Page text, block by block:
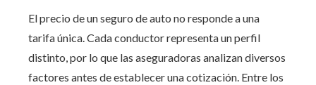
El precio de un seguro de auto no responde a una
tarifa única. Cada conductor representa un perfil
distinto, por lo que las aseguradoras analizan diversos
factores antes de establecer una cotización. Entre los